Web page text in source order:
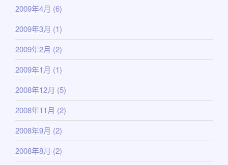
2009年4月 (6)
2009年3月 (1)
2009年2月 (2)
2009年1月 (1)
2008年12月 (5)
2008年11月 (2)
2008年9月 (2)
2008年8月 (2)